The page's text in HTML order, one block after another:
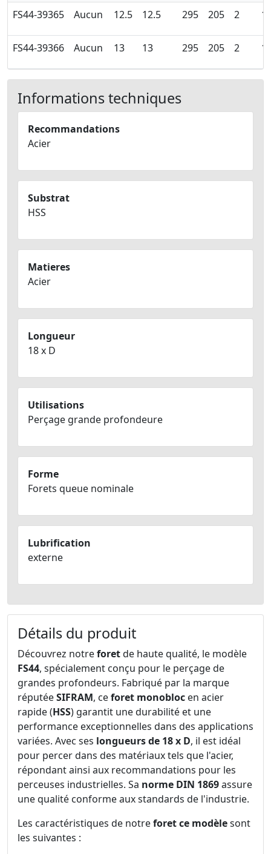
FS44-39365 Aucun 12.5 12.5 295 205 2 1
FS44-39366 Aucun 13 13 295 205 2 1
Informations techniques
Recommandations
Acier
Substrat
HSS
Matieres
Acier
Longueur
18 x D
Utilisations
Perçage grande profondeure
Forme
Forets queue nominale
Lubrification
externe
Détails du produit
Découvrez notreforetde haute qualité, le modèle
FS44, spécialement conçu pour le perçage de
grandes profondeurs. Fabriqué par la marque
réputéeSIFRAM, ceforet monobloc en acier
rapide (HSS) garantit une durabilité et une
performance exceptionnelles dans des applications
variées. Avec ses longueurs de 18 x D, il est idéal
pour percer dans des matériaux tels que l'acier,
répondant ainsi aux recommandations pour les
perceuses industrielles. Sa norme DIN 1869assure
une qualité conforme aux standards de l'industrie.
Les caractéristiques de notreforet ce modèlesont
les suivantes :